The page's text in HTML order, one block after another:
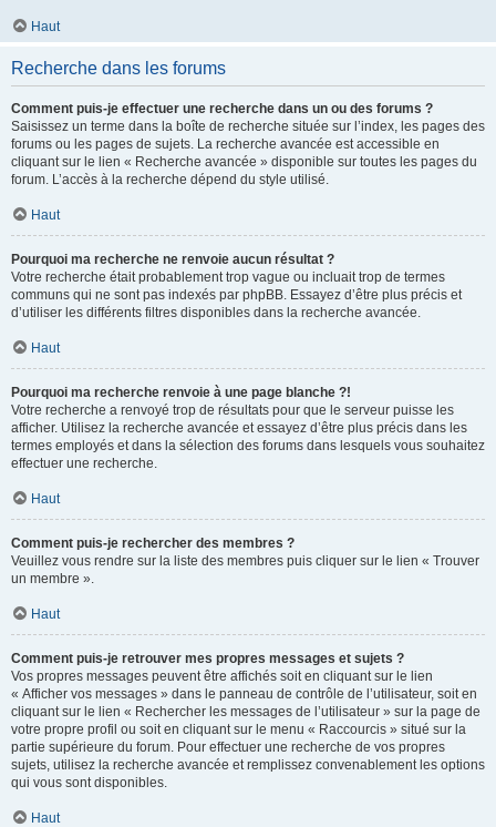
Haut
Recherche dans les forums
Comment puis-je effectuer une recherche dans un ou des forums ?
Saisissez un terme dans la boîte de recherche située sur l’index, les pages des
forums ou les pages de sujets. La recherche avancée est accessible en
cliquant sur le lien « Recherche avancée » disponible sur toutes les pages du
forum. L’accès à la recherche dépend du style utilisé.
Haut
Pourquoi ma recherche ne renvoie aucun résultat ?
Votre recherche était probablement trop vague ou incluait trop de termes
communs qui ne sont pas indexés par phpBB. Essayez d’être plus précis et
d’utiliser les différents filtres disponibles dans la recherche avancée.
Haut
Pourquoi ma recherche renvoie à une page blanche ?!
Votre recherche a renvoyé trop de résultats pour que le serveur puisse les
afficher. Utilisez la recherche avancée et essayez d’être plus précis dans les
termes employés et dans la sélection des forums dans lesquels vous souhaitez
effectuer une recherche.
Haut
Comment puis-je rechercher des membres ?
Veuillez vous rendre sur la liste des membres puis cliquer sur le lien « Trouver
un membre ».
Haut
Comment puis-je retrouver mes propres messages et sujets ?
Vos propres messages peuvent être affichés soit en cliquant sur le lien
« Afficher vos messages » dans le panneau de contrôle de l’utilisateur, soit en
cliquant sur le lien « Rechercher les messages de l’utilisateur » sur la page de
votre propre profil ou soit en cliquant sur le menu « Raccourcis » situé sur la
partie supérieure du forum. Pour effectuer une recherche de vos propres
sujets, utilisez la recherche avancée et remplissez convenablement les options
qui vous sont disponibles.
Haut